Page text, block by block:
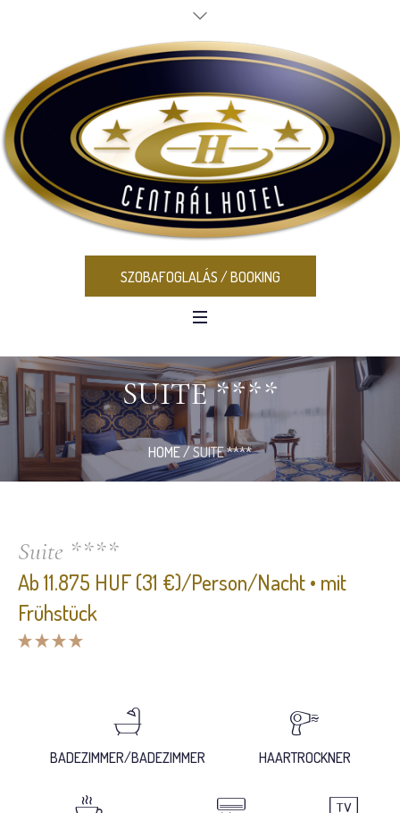
SZOBAFOGLALÁS / BOOKING
SUITE ****
HOME/SUITE ****
Suite ****
Ab 11.875 HUF (31 €)/Person/Nacht • mit
Frühstück
BADEZIMMER/BADEZIMMER HAARTROCKNER